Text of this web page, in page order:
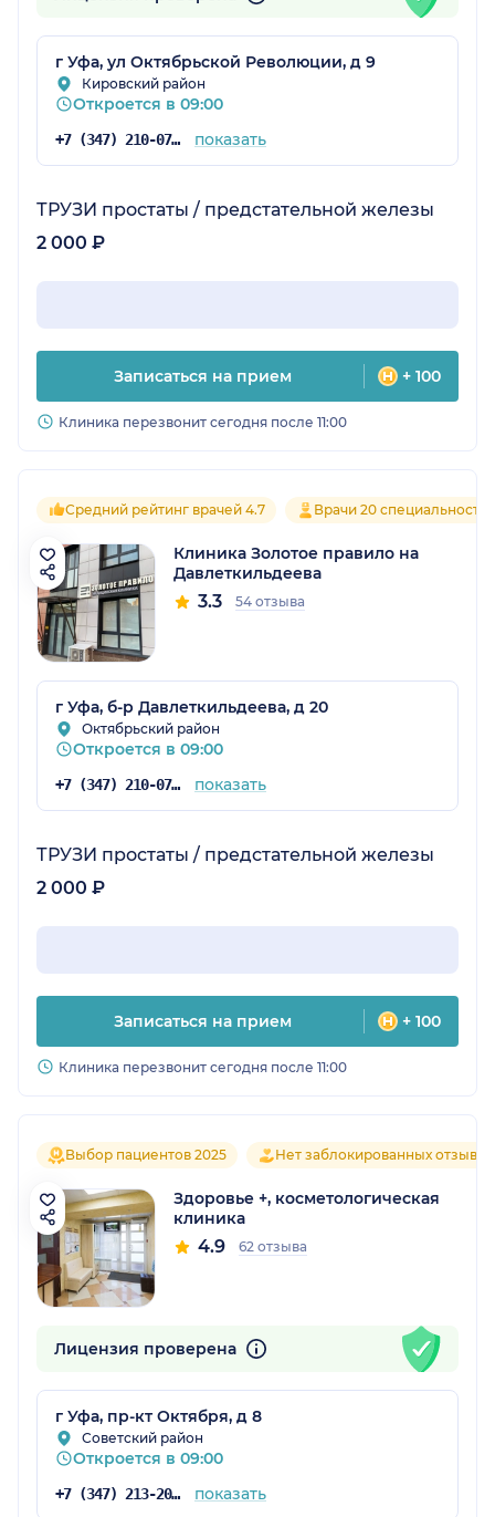
г Уфа, ул Октябрьской Революции, д 9
Кировский район
Откроется в 09:00
+7 (347) 210-07-63 показать
ТРУЗИ простаты / предстательной железы
2 000 ₽
Записаться на прием + 100
Клиника перезвонит сегодня после 11:00
Средний рейтинг врачей 4.7 Врачи 20
Клиника Золотое правило на
Давлеткильдеева
3.3 54 отзыва
г Уфа, б-р Давлеткильдеева, д 20
Октябрьский район
Откроется в 09:00
+7 (347) 210-07-63 показать
ТРУЗИ простаты / предстательной железы
2 000 ₽
Записаться на прием + 100
Клиника перезвонит сегодня после 11:00
Выбор пациентов 2025 Нет заблокированных отзывов
Здоровье +, косметологическая
клиника
4.9 62 отзыва
Лицензия проверена
г Уфа, пр-кт Октября, д 8
Советский район
Откроется в 09:00
+7 (347) 213-20-63 показать